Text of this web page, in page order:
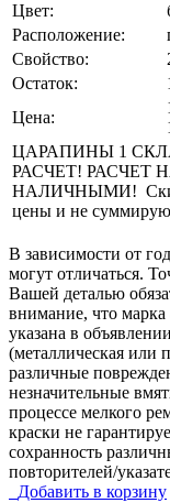
Цвет:
Расположение:
Свойство:
Остаток:
Цена:
ЦАРАПИНЫ 1
РАСЧЕТ! РАСЧЕТ
НАЛИЧНЫМИ!
цены и не
В зависимости от
могут отличаться.
Вашей деталью
внимание, что марка
указана в
(металлическая или
различные
незначительные
процессе мелкого
краски не
сохранность
повторителей/
Добавить в корзину